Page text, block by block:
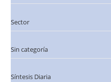
Sector
Sin categoría
Síntesis Diaria